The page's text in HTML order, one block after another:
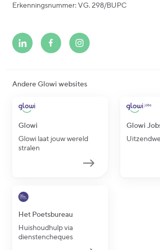
Erkenningsnummer: VG. 298/BUPC
Andere Glowi websites
Glowi
Glowi laat jouw wereld
stralen
Glowi
Het Poetsbureau
Huishoudhulp via
dienstencheques